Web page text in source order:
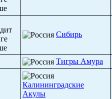
Сибирь
Тигры Амура
Калининградские
Акулы